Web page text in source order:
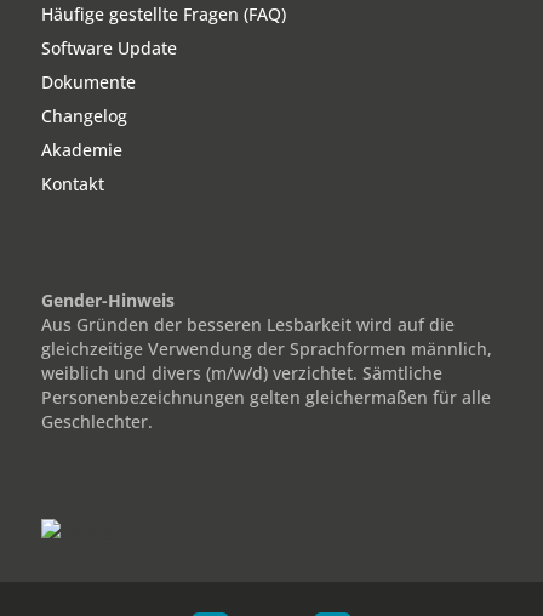
Häufige gestellte Fragen (FAQ)
Software Update
Dokumente
Changelog
Akademie
Kontakt
Gender-Hinweis
Aus Gründen der besseren Lesbarkeit wird auf die
gleichzeitige Verwendung der Sprachformen männlich,
weiblich und divers (m/w/d) verzichtet. Sämtliche
Personenbezeichnungen gelten gleichermaßen für alle
Geschlechter.